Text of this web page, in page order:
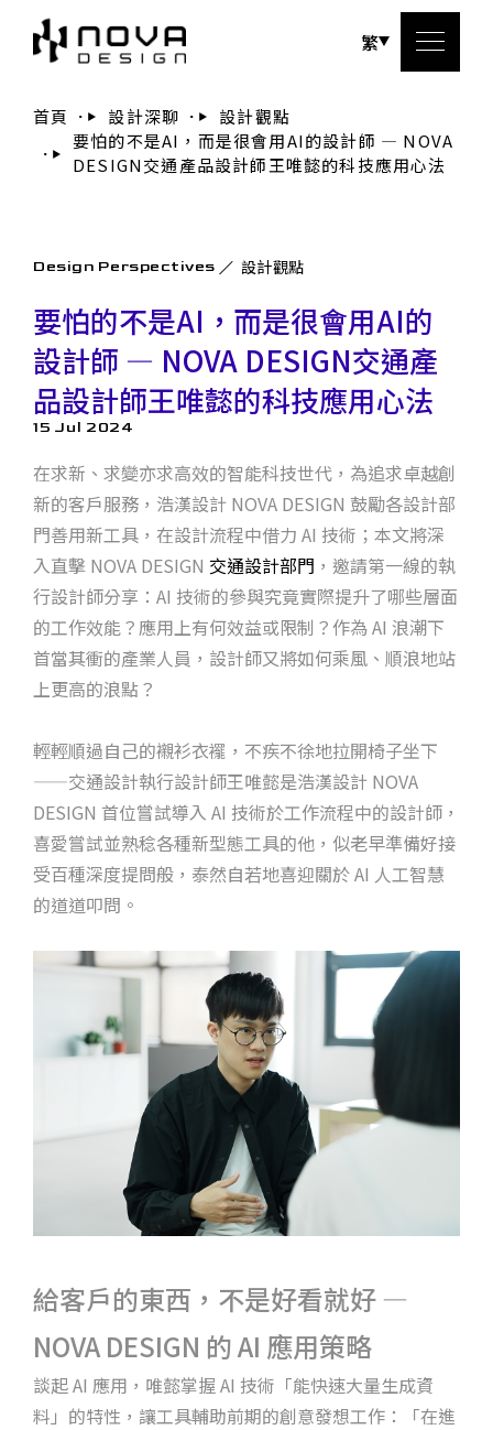
繁
首頁 設計深聊
設計觀點
要怕的不是AI，而是很會用AI的設計師 — NOVA
DESIGN交通產品設計師王唯懿的科技應用心法
Design Perspectives 設計觀點
要怕的不是AI，而是很會用AI的
設計師 — NOVA DESIGN交通產
品設計師王唯懿的科技應用心法
15 Jul 2024
在求新、求變亦求高效的智能科技世代，為追求卓越創
新的客戶服務，浩漢設計 NOVA DESIGN 鼓勵各設計部
門善用新工具，在設計流程中借力 AI 技術；本文將深
入直擊 NOVA DESIGN 交通設計部門 ，邀請第一線的執
行設計師分享：AI 技術的參與究竟實際提升了哪些層面
的工作效能？應用上有何效益或限制？作為 AI 浪潮下
首當其衝的產業人員，設計師又將如何乘風、順浪地站
上更高的浪點？
輕輕順過自己的襯衫衣襬，不疾不徐地拉開椅子坐下
——交通設計執行設計師王唯懿是浩漢設計 NOVA
DESIGN 首位嘗試導入 AI 技術於工作流程中的設計師，
喜愛嘗試並熟稔各種新型態工具的他，似老早準備好接
受百種深度提問般，泰然自若地喜迎關於 AI 人工智慧
的道道叩問。
給客戶的東西，不是好看就好 —
NOVA DESIGN 的 AI 應用策略
談起 AI 應用，唯懿掌握 AI 技術「能快速大量生成資
料」的特性，讓工具輔助前期的創意發想工作：「在進